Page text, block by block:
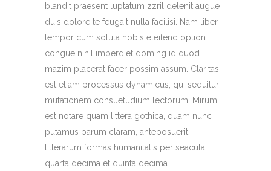
blandit praesent luptatum zzril delenit augue
duis dolore te feugait nulla facilisi. Nam liber
tempor cum soluta nobis eleifend option
congue nihil imperdiet doming id quod
mazim placerat facer possim assum. Claritas
est etiam processus dynamicus, qui sequitur
mutationem consuetudium lectorum. Mirum
est notare quam littera gothica, quam nunc
putamus parum claram, anteposuerit
litterarum formas humanitatis per seacula
quarta decima et quinta decima.